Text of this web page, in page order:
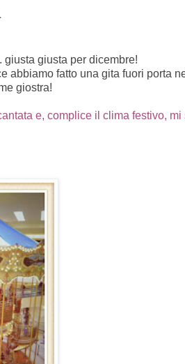
giusta per dicembre!
abbiamo fatto una gita fuori porta
giostra!
e, complice il clima festivo, mi